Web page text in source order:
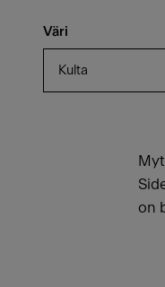
Väri
Kulta
on